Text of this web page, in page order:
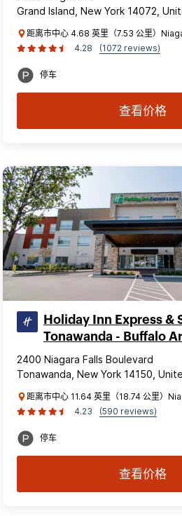
Grand Island, New York 14072,
距离市中心 4.68 英里（7.53 公里）
4.28
(1072 reviews)
停车
查看价格
Holiday Inn Express &
Tonawanda - Buffalo
2400 Niagara Falls Boulevard
Tonawanda, New York 14150,
距离市中心 11.64 英里（18.74 公里）
4.23
(590 reviews)
停车
查看价格